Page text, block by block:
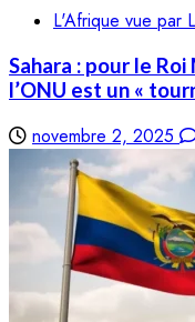
L'Afrique vue par
Sahara : pour le
l’ONU est un «
novembre 2, 2025